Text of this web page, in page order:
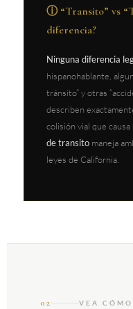
ⓘ “Transito” vs
diferencia?
Ninguna diferencia
hispanohablante,
tránsito” y otras
describen
colisión vial que causa
de transito maneja
leyes de California.
02 VEA